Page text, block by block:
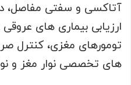
آتاکسی و سفتی مفاصل،
ارزیابی بیماری های
تومورهای مغزی، کنترل
های تخصصی نوار مغز و